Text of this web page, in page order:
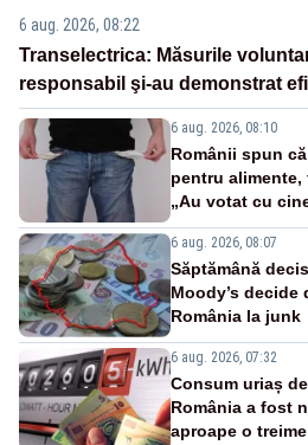
6 aug. 2026, 08:22
Transelectrica: Măsurile
responsabil şi-au demonstrat
6 aug. 2026, 08:10
Românii spun
pentru
„Au votat cu
6 aug. 2026, 08:07
Săptămână
Moody’s decide
România la junk
6 aug. 2026, 07:32
Consum uriaș
România a fost
aproape o